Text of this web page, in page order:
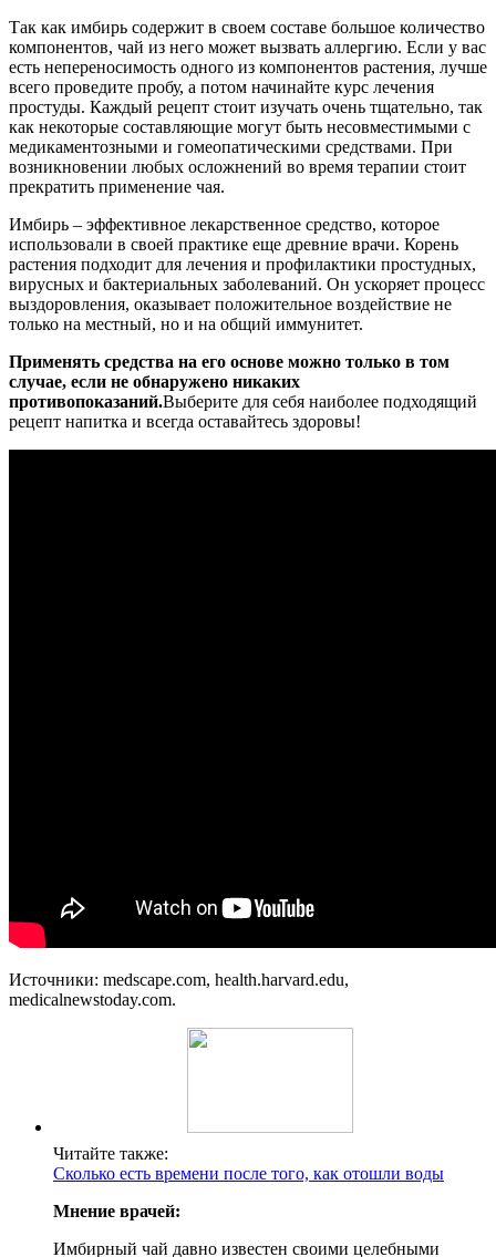
Так как имбирь содержит в своем составе большое количество
компонентов, чай из него может вызвать аллергию. Если у вас
есть непереносимость одного из компонентов растения, лучше
всего проведите пробу, а потом начинайте курс лечения
простуды. Каждый рецепт стоит изучать очень тщательно, так
как некоторые составляющие могут быть несовместимыми с
медикаментозными и гомеопатическими средствами. При
возникновении любых осложнений во время терапии стоит
прекратить применение чая.
Имбирь – эффективное лекарственное средство, которое
использовали в своей практике еще древние врачи. Корень
растения подходит для лечения и профилактики простудных,
вирусных и бактериальных заболеваний. Он ускоряет процесс
выздоровления, оказывает положительное воздействие не
только на местный, но и на общий иммунитет.
Применять средства на его основе можно только в том
случае, если не обнаружено никаких
противопоказаний.Выберите для себя наиболее подходящий
рецепт напитка и всегда оставайтесь здоровы!
Источники: medscape.com, health.harvard.edu,
medicalnewstoday.com.
Читайте также:
Сколько есть времени после того, как отошли воды
Мнение врачей:
Имбирный чай давно известен своими целебными